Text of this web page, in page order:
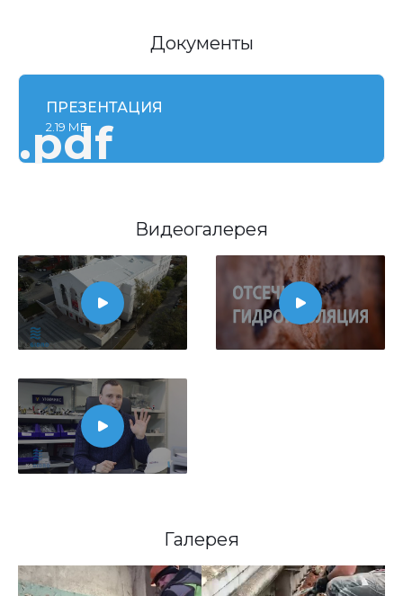
Документы
ПРЕЗЕНТАЦИЯ
2.19 МБ
.pdf
Видеогалерея
Галерея